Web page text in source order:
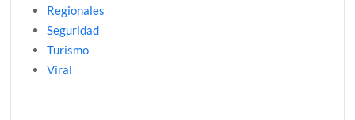
Regionales
Seguridad
Turismo
Viral